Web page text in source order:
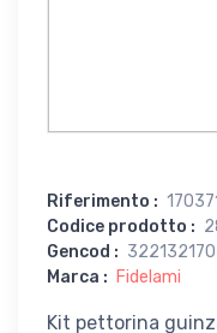
Riferimento :
Codice prodotto :
Gencod :
Marca : Fidelami
Kit pettorina